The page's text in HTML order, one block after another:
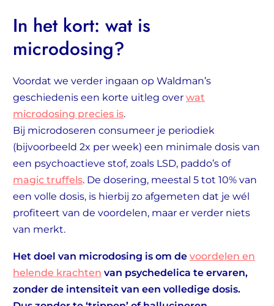
In het kort: wat is
microdosing?
Voordat we verder ingaan op Waldman’s
geschiedenis een korte uitleg over wat
microdosing precies is.
Bij microdoseren consumeer je periodiek
(bijvoorbeeld 2x per week) een minimale dosis van
een psychoactieve stof, zoals LSD, paddo’s of
magic truffels. De dosering, meestal 5 tot 10% van
een volle dosis, is hierbij zo afgemeten dat je wél
profiteert van de voordelen, maar er verder niets
van merkt.
Het doel van microdosing is om de voordelen en
helende krachten van psychedelica te ervaren,
zonder de intensiteit van een volledige dosis.